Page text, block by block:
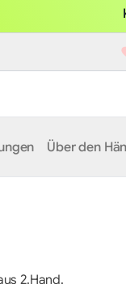
Über den
2.Hand.